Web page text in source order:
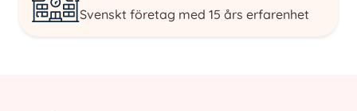
Svenskt företag med 15 års erfarenhet